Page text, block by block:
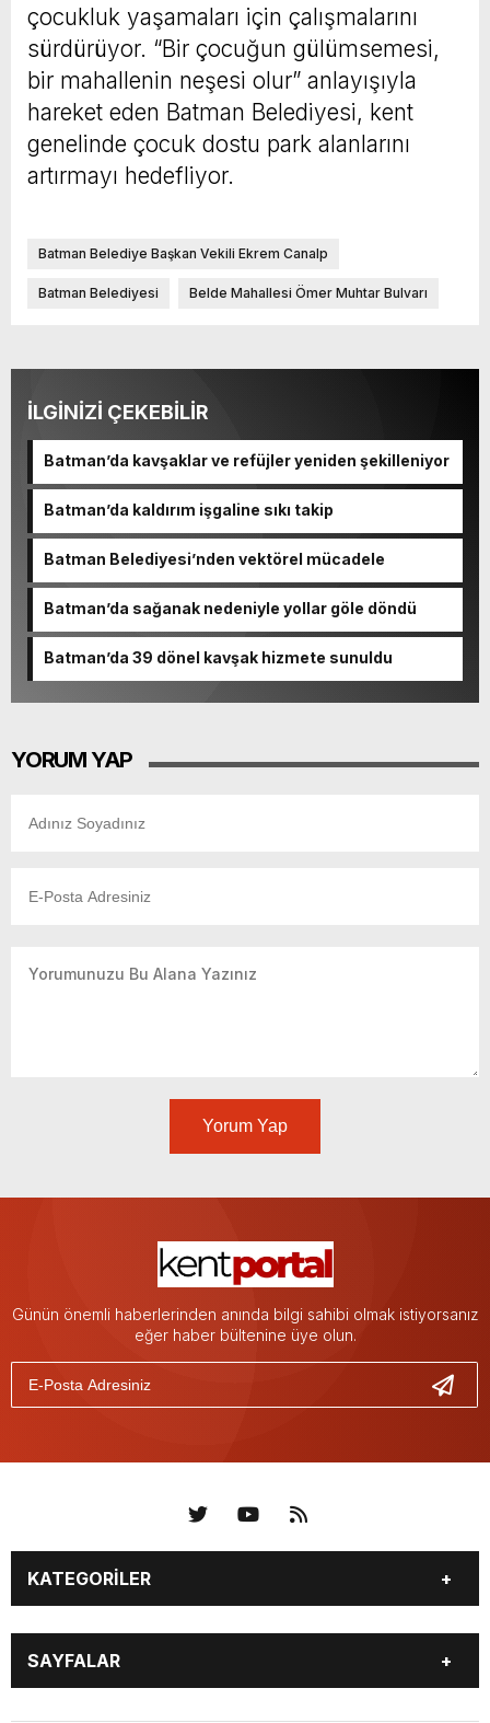
çocukluk yaşamaları için çalışmalarını
sürdürüyor. “Bir çocuğun gülümsemesi,
bir mahallenin neşesi olur” anlayışıyla
hareket eden Batman Belediyesi, kent
genelinde çocuk dostu park alanlarını
artırmayı hedefliyor.
Batman Belediye Başkan Vekili Ekrem Canalp
Batman Belediyesi Belde Mahallesi Ömer Muhtar Bulvarı
İLGİNİZİ ÇEKEBİLİR
Batman’da kavşaklar ve refüjler yeniden şekilleniyor
Batman’da kaldırım işgaline sıkı takip
Batman Belediyesi’nden vektörel mücadele
Batman’da sağanak nedeniyle yollar göle döndü
Batman’da 39 dönel kavşak hizmete sunuldu
YORUM YAP
Yorum Yap
Günün önemli haberlerinden anında bilgi sahibi olmak istiyorsanız
eğer haber bültenine üye olun.
KATEGORİLER
KÜNYE BİZE ULAŞIN
SAYFALAR